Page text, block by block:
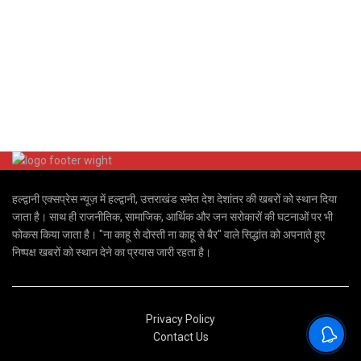
हल्द्वानी एक्सप्रेस न्यूज़ में हल्द्वानी, उत्तराखंड समेत देश देशांतर की खबरों को स्थान दिया
जाता है। साथ ही राजनीतिक, सामाजिक, आर्थिक और जन सरोकारों की घटनाओं पर भी
फोकस किया जाता है। "ना काहू से दोस्ती ना काहू से बैर" वाले सिद्धांत को अपनाते हुए
निष्पक्ष खबरों को स्थान देने का प्रयास जारी रहता है।
Privacy Policy
Contact Us